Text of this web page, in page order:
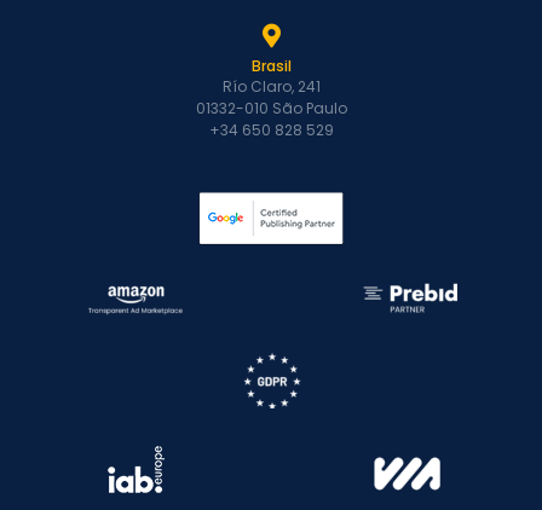
Brasil
Río Claro, 241
01332-010 São Paulo
+34 650 828 529